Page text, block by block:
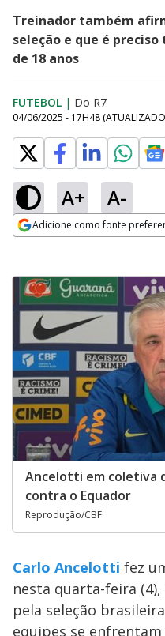
Treinador também
seleção e que é
de 18 anos
FUTEBOL | Do R7
04/06/2025 - 17H48
A+ A-
Adicione como fonte
Ancelotti em coletiva
contra o Equador
Reprodução/CBF
Carlo Ancelotti fez
nesta quarta-feira
pela seleção
equipes se enfrentam